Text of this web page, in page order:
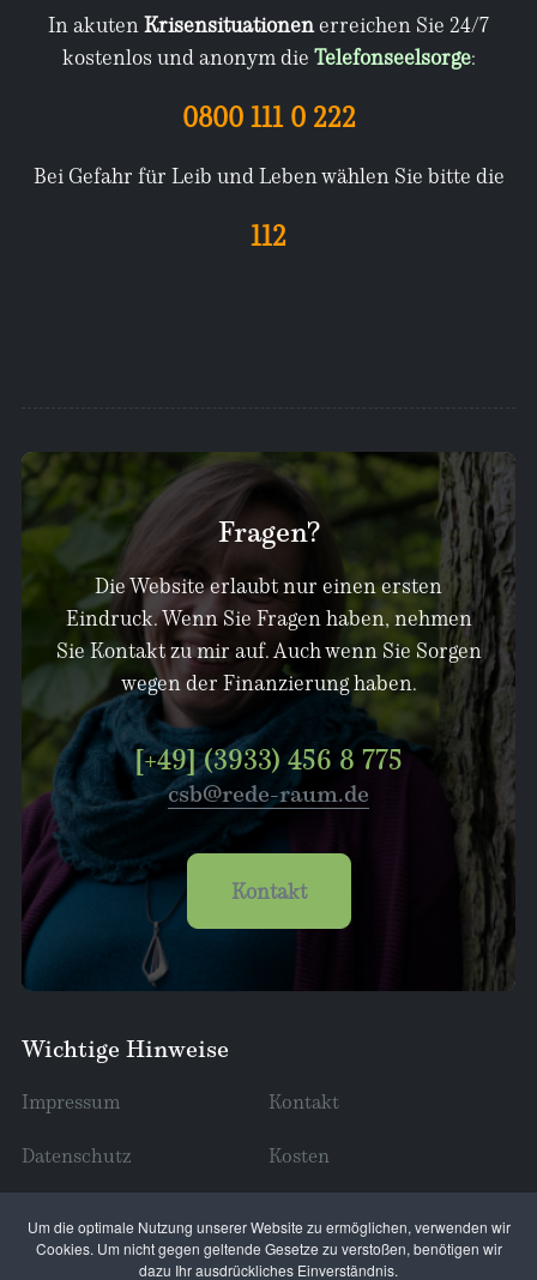
Um die optimale Nutzung unserer Website zu ermöglichen, verwenden wir
Cookies. Um nicht gegen geltende Gesetze zu verstoßen, benötigen wir
dazu Ihr ausdrückliches Einverständnis.
In akutenKrisensituationenerreichen Sie 24/7
kostenlos und anonym die Telefonseelsorge:
0800 111 0 222
Bei Gefahr für Leib und Leben wählen Sie bitte die
112
Fragen?
Die Website erlaubt nur einen ersten
Eindruck. Wenn Sie Fragen haben, nehmen
Sie Kontakt zu mir auf. Auch wenn Sie Sorgen
wegen der Finanzierung haben.
[+49] (3933) 456 8 775
csb@rede-raum.de
Kontakt
Wichtige Hinweise
Impressum Kontakt
Datenschutz Kosten